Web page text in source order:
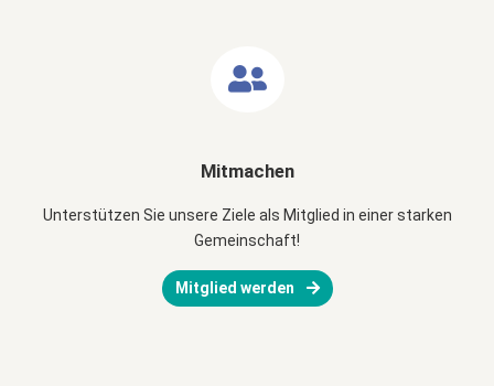
Mitmachen
Unterstützen Sie unsere Ziele als Mitglied in einer starken
Gemeinschaft!
Mitglied werden